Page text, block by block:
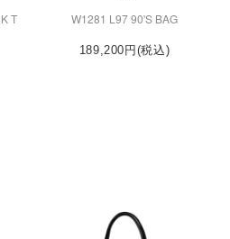
T
W1281 L97 90'S BAG
189,200円(税込)